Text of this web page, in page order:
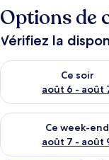
Options de
Vérifiez la
Ce soir
août 6 - août
Vérifier la
Ce week-end
août 7 - août
Vérifier la